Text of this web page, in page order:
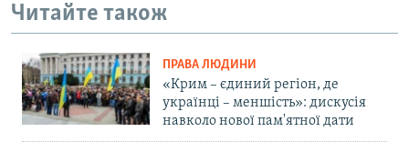
Читайте також
ПРАВА ЛЮДИНИ
«Крим – єдиний регіон, де
українці – меншість»: дискусія
навколо нової пам'ятної дати